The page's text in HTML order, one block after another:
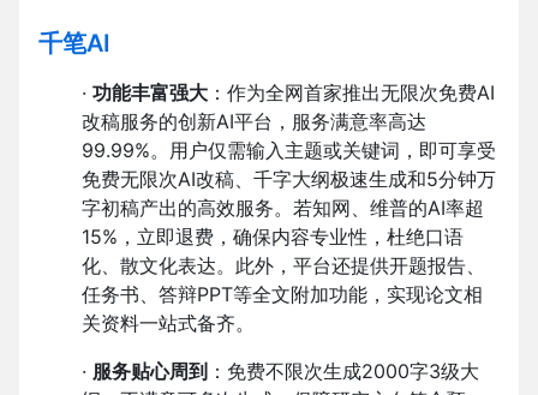
千笔AI
· 功能丰富强大 ：作为全网首家推出无限次免费AI
改稿服务的创新AI平台，服务满意率高达
99.99%。用户仅需输入主题或关键词，即可享受
免费无限次AI改稿、千字大纲极速生成和5分钟万
字初稿产出的高效服务。若知网、维普的AI率超
15%，立即退费，确保内容专业性，杜绝口语
化、散文化表达。此外，平台还提供开题报告、
任务书、答辩PPT等全文附加功能，实现论文相
关资料一站式备齐。
· 服务贴心周到 ：免费不限次生成2000字3级大